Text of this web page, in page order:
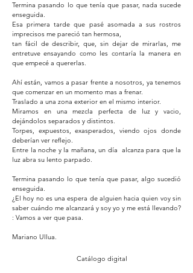
Termina pasando lo que tenía que pasar, nada sucede
enseguida.
Esa primera tarde que pasé asomada a sus rostros
imprecisos me pareció tan hermosa,
tan fácil de describir, que, sin dejar de mirarlas, me
entretuve ensayando como les contaría la manera en
que empecé a quererlas.
Ahí están, vamos a pasar frente a nosotros, ya tenemos
que comenzar en un momento mas a frenar.
Traslado a una zona exterior en el mismo interior.
Miramos en una mezcla perfecta de luz y vacio,
dejándolos separados y distintos.
Torpes, expuestos, exasperados, viendo ojos donde
deberían ver reflejo.
Entre la noche y la mañana, un día alcanza para que la
luz abra su lento parpado.
Termina pasando lo que tenía que pasar, algo sucedió
enseguida.
¿El hoy no es una espera de alguien hacia quien voy sin
saber cuándo me alcanzará y soy yo y me está llevando?
: Vamos a ver que pasa.
Mariano Ullua.
Catálogo digital